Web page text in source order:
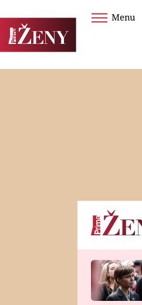
Menu
Horoskopy
HOROSKOP NA